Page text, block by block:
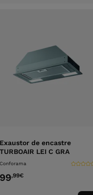
Exaustor de encastre
TURBOAIR LEI C GRA
Conforama
99,99€